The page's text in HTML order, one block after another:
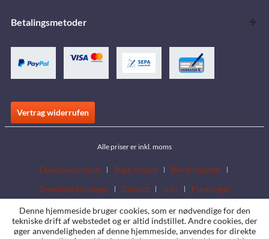
Betalingsmetoder
Vertrag widerrufen
Alle priser er inkl. moms
Downloadområde Butik locator
Bliv forhandler
Download kataloger
Contact Jobs Placeringer
Denne hjemmeside bruger cookies, som er nødvendige for den
tekniske drift af webstedet og er altid indstillet. Andre cookies, der
øger anvendeligheden af denne hjemmeside, anvendes for direkte